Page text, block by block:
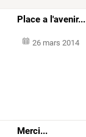
Place a l'avenir...
26 mars 2014
Merci...